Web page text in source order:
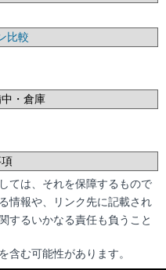
比較
・倉庫
ては、それを保障するもので
情報や、リンク先に記載され
するいかなる責任も負うこと
含む可能性があります。